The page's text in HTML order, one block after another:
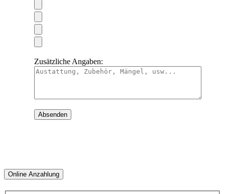
Zusätzliche Angaben:
Online Anzahlung